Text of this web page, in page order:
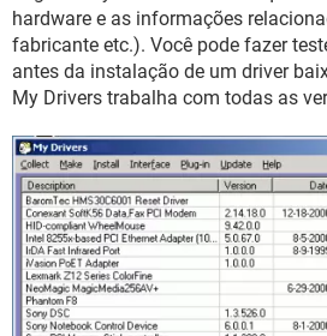
hardware e as informações
fabricante etc.). Você pode fazer
antes da instalação de um driver
My Drivers trabalha com todas as